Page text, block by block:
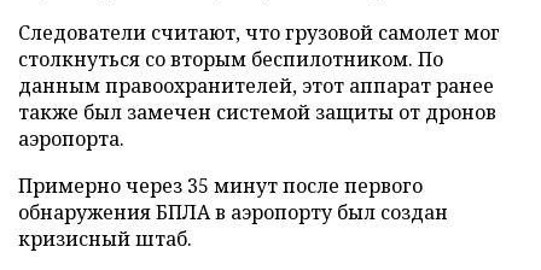
Следователи считают, что грузовой самолет мог
столкнуться со вторым беспилотником. По
данным правоохранителей, этот аппарат ранее
также был замечен системой защиты от дронов
аэропорта.
Примерно через 35 минут после первого
обнаружения БПЛА в аэропорту был создан
кризисный штаб.